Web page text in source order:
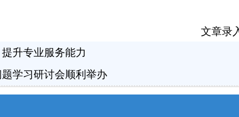
文章录
升专业服务能力
学习研讨会顺利举办